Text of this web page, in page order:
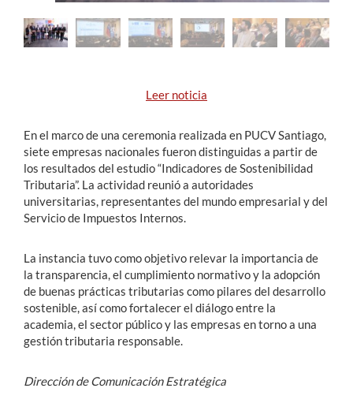
Alumni
Leer noticia
En el marco de una ceremonia realizada en PUCV Santiago,
siete empresas nacionales fueron distinguidas a partir de
los resultados del estudio “Indicadores de Sostenibilidad
Tributaria”. La actividad reunió a autoridades
universitarias, representantes del mundo empresarial y del
Servicio de Impuestos Internos.
La instancia tuvo como objetivo relevar la importancia de
la transparencia, el cumplimiento normativo y la adopción
de buenas prácticas tributarias como pilares del desarrollo
sostenible, así como fortalecer el diálogo entre la
academia, el sector público y las empresas en torno a una
gestión tributaria responsable.
Dirección de Comunicación Estratégica